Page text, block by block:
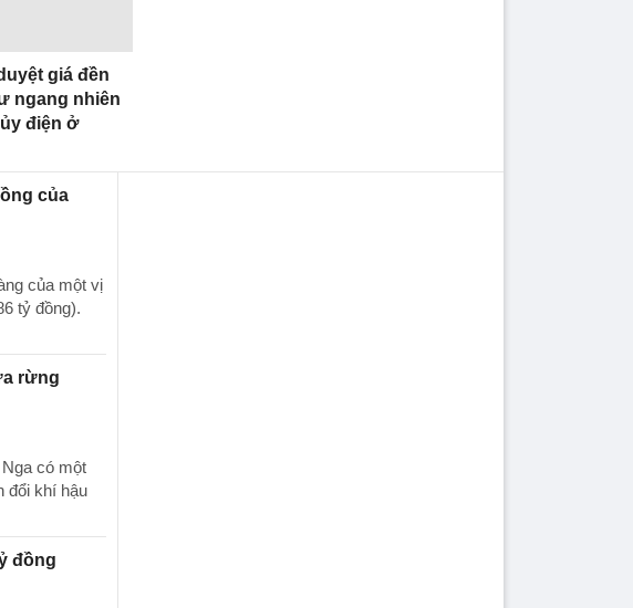
giá đền
ngang nhiên
điện ở
của
của một vị
tỷ đồng).
rừng
có một
đổi khí hậu
đồng